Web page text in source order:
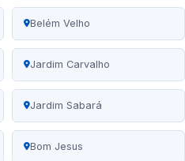
Belém Velho
Jardim Carvalho
Jardim Sabará
Bom Jesus